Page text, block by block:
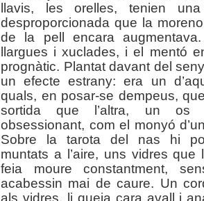
llavis, les orelles, tenien
desproporcionada que la
de la pell encara
llargues i xuclades, i el mentó
prognàtic. Plantat davant del
un efecte estrany: era un
quals, en posar-se dempeus,
sortida que l’altra, un os
obsessionant, com el monyó
Sobre la tarota del nas hi
muntats a l’aire, uns vidres que
feia moure constantment,
acabessin mai de caure. Un
als vidres, li queia cara avall i